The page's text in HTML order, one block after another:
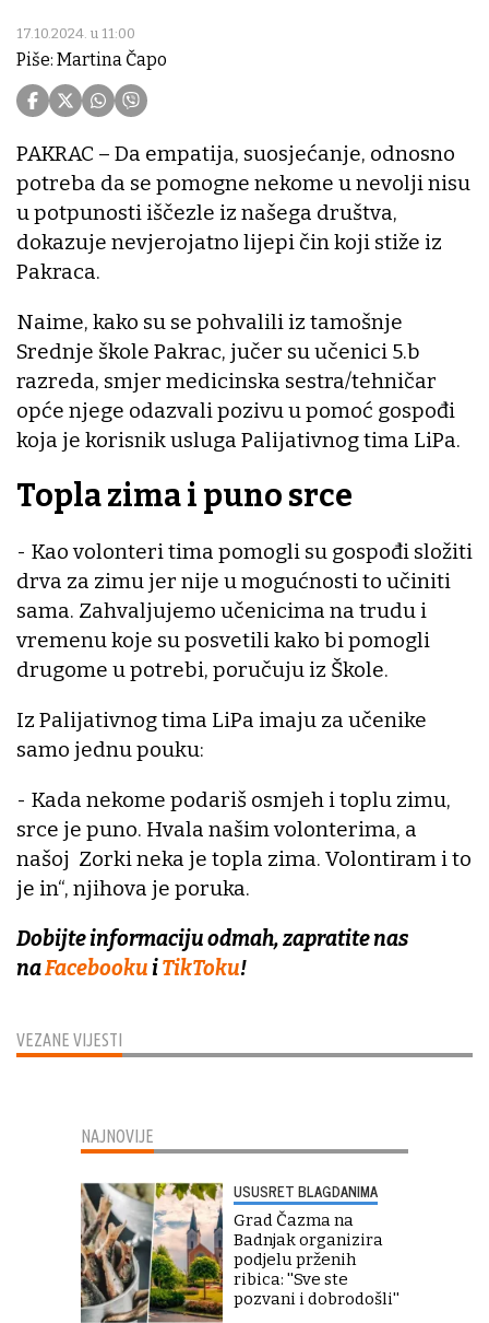
17.10.2024. u 11:00
Piše: Martina Čapo
VEZANE VIJESTI
PAKRAC – Da empatija, suosjećanje, odnosno
potreba da se pomogne nekome u nevolji nisu
u potpunosti iščezle iz našega društva,
dokazuje nevjerojatno lijepi čin koji stiže iz
Pakraca.
Naime, kako su se pohvalili iz tamošnje
Srednje škole Pakrac, jučer su učenici 5.b
razreda, smjer medicinska sestra/tehničar
opće njege odazvali pozivu u pomoć gospođi
koja je korisnik usluga Palijativnog tima LiPa.
Topla zima i puno srce
- Kao volonteri tima pomogli su gospođi složiti
drva za zimu jer nije u mogućnosti to učiniti
sama. Zahvaljujemo učenicima na trudu i
vremenu koje su posvetili kako bi pomogli
drugome u potrebi, poručuju iz Škole.
Iz Palijativnog tima LiPa imaju za učenike
samo jednu pouku:
- Kada nekome podariš osmjeh i toplu zimu,
srce je puno. Hvala našim volonterima, a
našoj Zorki neka je topla zima. Volontiram i to
je in“, njihova je poruka.
Dobijte informaciju odmah, zapratite nas
naFacebooku iTikToku!
NAJNOVIJE
USUSRET BLAGDANIMA
Grad Čazma na
Badnjak organizira
podjelu prženih
ribica: ''Sve ste
pozvani i dobrodošli''